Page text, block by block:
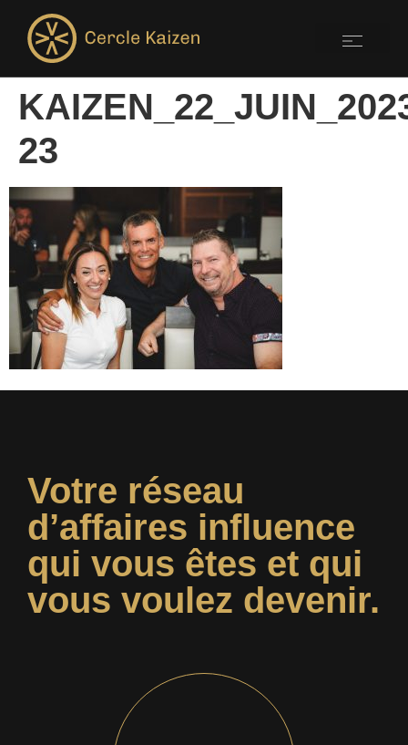
23
Votre réseau
d’affaires influence
qui vous êtes et qui
vous voulez devenir.